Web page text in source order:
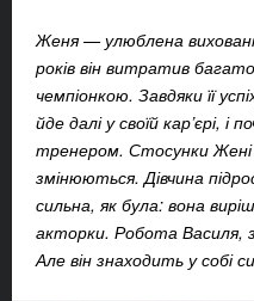
Женя — улюблена
років він витратив
чемпіонкою. Завдяки її
йде далі у своїй кар’єрі,
тренером. Стосунки
змінюються. Дівчина
сильна, як була: вона
акторки. Робота Василя,
Але він знаходить у собі